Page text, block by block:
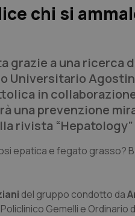
chi si
grazie a una ricerca
Universitario
in
una prevenzione
rivista “Hepatology”
epatica e fegato grasso?
del gruppo condotto da
Gemelli e Ordinario